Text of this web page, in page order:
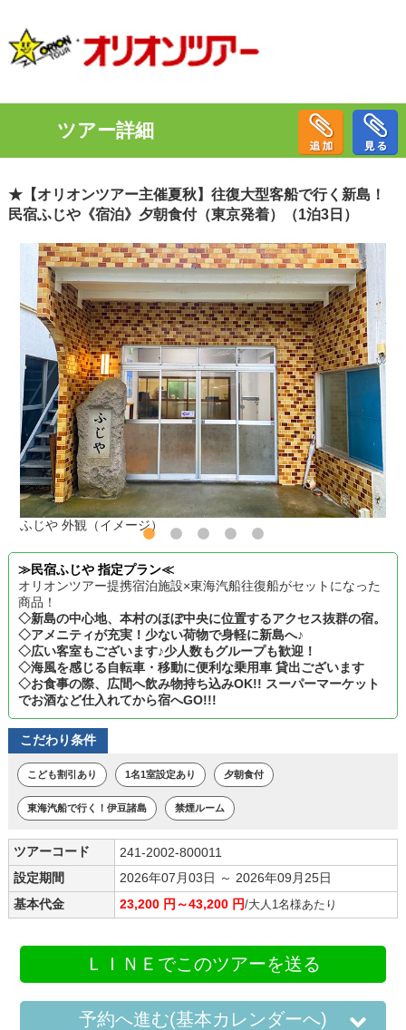
ツアー詳細
★【オリオンツアー主催夏秋】往復大型客船で行く新島！
民宿ふじや《宿泊》夕朝食付（東京発着）（1泊3日）
ふじや 外観（イメージ）
≫民宿ふじや 指定プラン≪
オリオンツアー提携宿泊施設×東海汽船往復船がセットになった
商品！
◇新島の中心地、本村のほぼ中央に位置するアクセス抜群の宿。
◇アメニティが充実！少ない荷物で身軽に新島へ♪
◇広い客室もございます♪少人数もグループも歓迎！
◇海風を感じる自転車・移動に便利な乗用車 貸出ございます
◇お食事の際、広間へ飲み物持ち込みOK!! スーパーマーケット
でお酒など仕入れてから宿へGO!!!
こだわり条件
こども割引あり 1名1室設定あり 夕朝食付
東海汽船で行く！伊豆諸島 禁煙ルーム
ツアーコード
241-2002-800011
設定期間
2026年07月03日 ～ 2026年09月25日
基本代金
23,200 円～43,200 円/大人1名様あたり
ＬＩＮＥでこのツアーを送る
予約へ進む(基本カレンダーへ)